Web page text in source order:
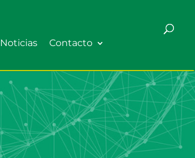
Noticias Contacto